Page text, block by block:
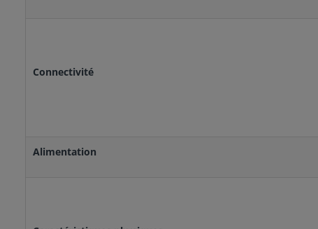
Connectivité
Alimentation